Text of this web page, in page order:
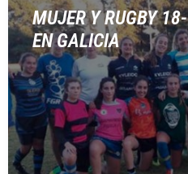
MUJER Y RUGBY
EN GALICIA